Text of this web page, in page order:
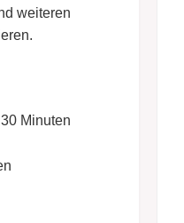
weiteren
Minuten